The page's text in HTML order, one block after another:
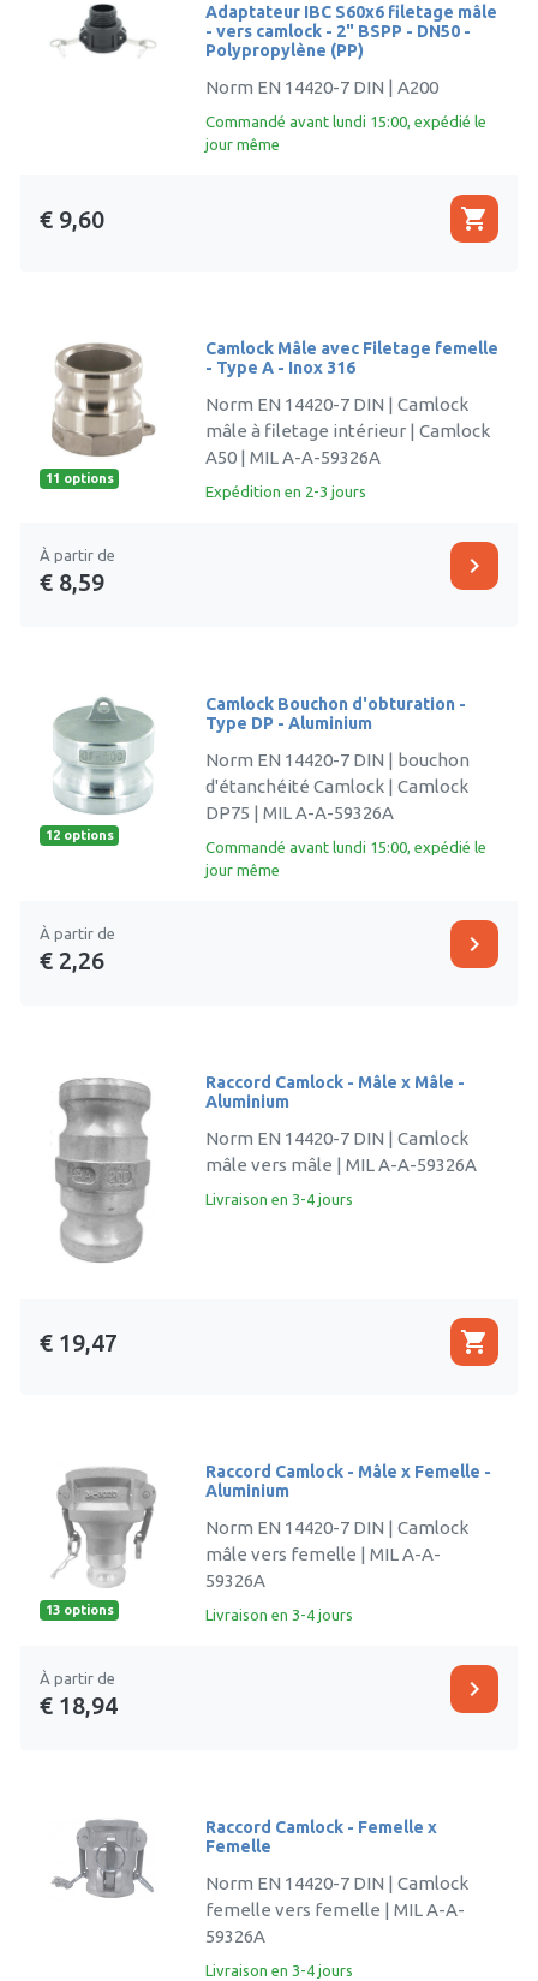
Adaptateur IBC S60x6 filetage mâle
- vers camlock - 2" BSPP - DN50 -
Polypropylène (PP)
Norm EN 14420-7 DIN | A200
Commandé avant lundi 15:00, expédié le
jour même
€ 9,60 shopping_cart
11 options
Camlock Mâle avec Filetage femelle
- Type A - Inox 316
Norm EN 14420-7 DIN | Camlock
mâle à filetage intérieur | Camlock
A50 | MIL A-A-59326A
Expédition en 2-3 jours
À partir de
€ 8,59
chevron_right
12 options
Camlock Bouchon d'obturation -
Type DP - Aluminium
Norm EN 14420-7 DIN | bouchon
d'étanchéité Camlock | Camlock
DP75 | MIL A-A-59326A
Commandé avant lundi 15:00, expédié le
jour même
À partir de
€ 2,26
chevron_right
Raccord Camlock - Mâle x Mâle -
Aluminium
Norm EN 14420-7 DIN | Camlock
mâle vers mâle | MIL A-A-59326A
Livraison en 3-4 jours
€ 19,47 shopping_cart
13 options
Raccord Camlock - Mâle x Femelle -
Aluminium
Norm EN 14420-7 DIN | Camlock
mâle vers femelle | MIL A-A-
59326A
Livraison en 3-4 jours
À partir de
€ 18,94
chevron_right
Raccord Camlock - Femelle x
Femelle
Norm EN 14420-7 DIN | Camlock
femelle vers femelle | MIL A-A-
59326A
Livraison en 3-4 jours